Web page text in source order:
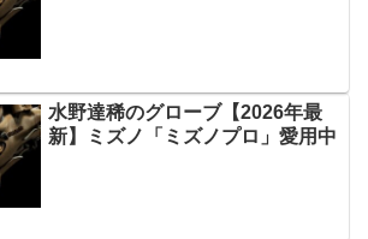
水野達稀のグローブ【2026年最
新】ミズノ「ミズノプロ」愛用中